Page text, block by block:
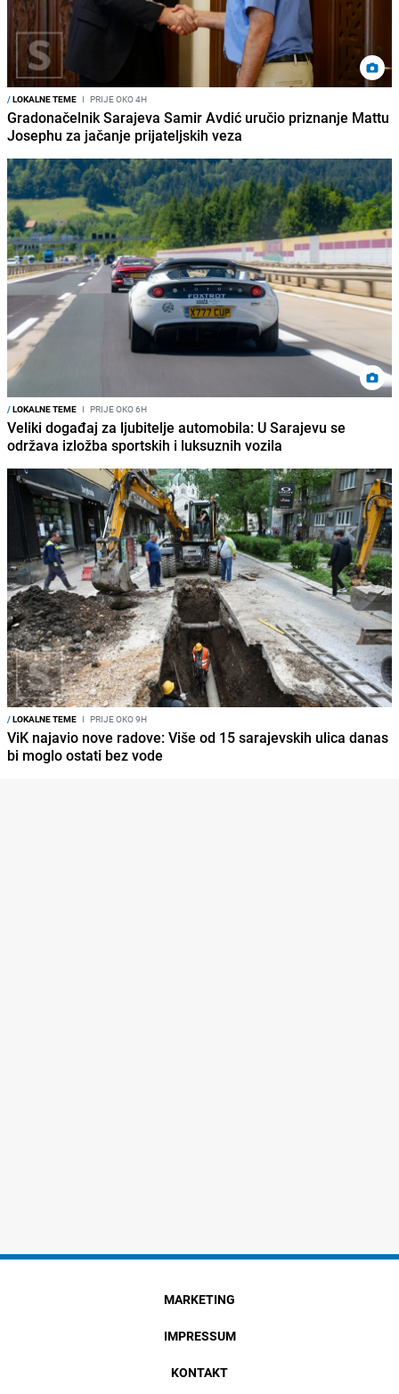
/LOKALNE TEME I PRIJE OKO 4H
Gradonačelnik Sarajeva Samir Avdić uručio priznanje Mattu
Josephu za jačanje prijateljskih veza
/LOKALNE TEME I PRIJE OKO 6H
Veliki događaj za ljubitelje automobila: U Sarajevu se
održava izložba sportskih i luksuznih vozila
/LOKALNE TEME I PRIJE OKO 9H
ViK najavio nove radove: Više od 15 sarajevskih ulica danas
bi moglo ostati bez vode
MARKETING
IMPRESSUM
KONTAKT